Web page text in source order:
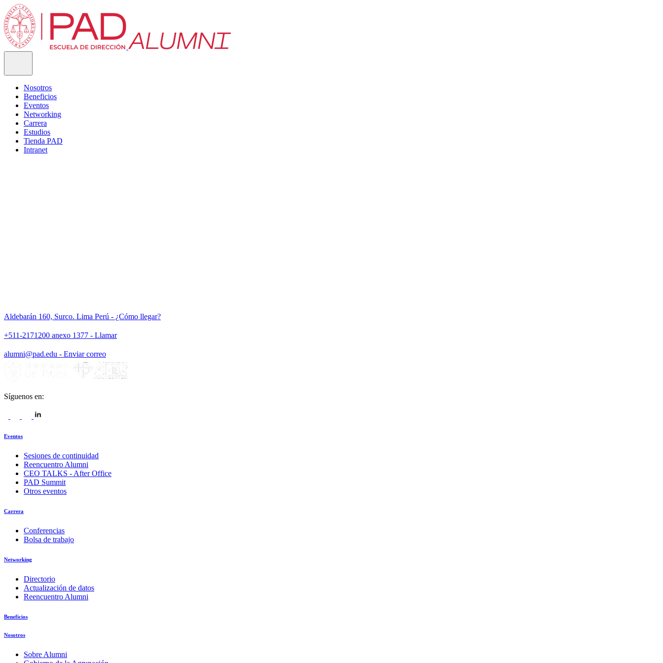
Nosotros
Beneficios
Eventos
Networking
Carrera
Estudios
Tienda PAD
Intranet
Aldebarán 160, Surco. Lima Perú - ¿Cómo llegar?
+511-2171200 anexo 1377 - Llamar
alumni@pad.edu - Enviar correo
Síguenos en:
Eventos
Sesiones de continuidad
Reencuentro Alumni
CEO TALKS - After Office
PAD Summit
Otros eventos
Carrera
Conferencias
Bolsa de trabajo
Networking
Directorio
Actualización de datos
Reencuentro Alumni
Beneficios
Nosotros
Sobre Alumni